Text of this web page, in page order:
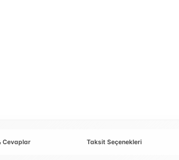
Cevaplar Taksit Seçenekleri